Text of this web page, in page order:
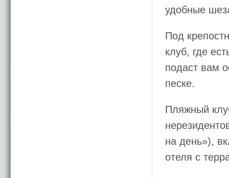
удобные
Под
клуб, где
подаст вам
песке.
Пляжный
на день»),
отеля с